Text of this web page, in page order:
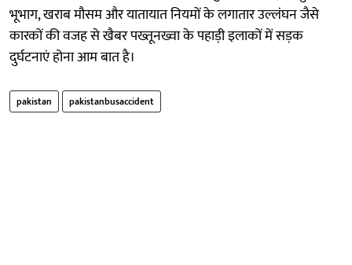
भूभाग, खराब मौसम और यातायात नियमों के लगातार उल्लंघन जैसे
कारकों की वजह से खैबर पख्तूनख्वा के पहाड़ी इलाकों में सड़क
दुर्घटनाएं होना आम बात है।
pakistan pakistanbusaccident